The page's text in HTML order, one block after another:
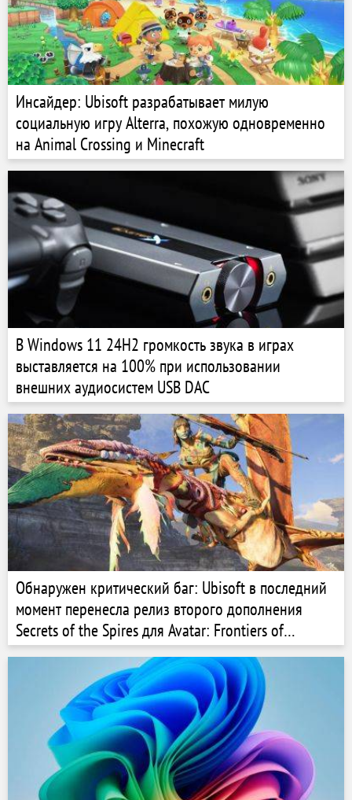
Инсайдер: Ubisoft разрабатывает милую
социальную игру Alterra, похожую одновременно
на Animal Crossing и Minecraft
В Windows 11 24H2 громкость звука в играх
выставляется на 100% при использовании
внешних аудиосистем USB DAC
Обнаружен критический баг: Ubisoft в последний
момент перенесла релиз второго дополнения
Secrets of the Spires для Avatar: Frontiers of
Pandora